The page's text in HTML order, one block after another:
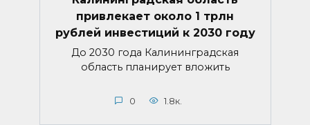
привлекает около 1 трлн
рублей инвестиций к 2030 году
До 2030 года Калининградская
область планирует вложить
0 1.8к.